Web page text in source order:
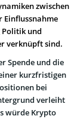
zwischen
Politik und
verknüpft sind.
Spende und die
kurzfristigen
bei
verleiht
würde Krypto